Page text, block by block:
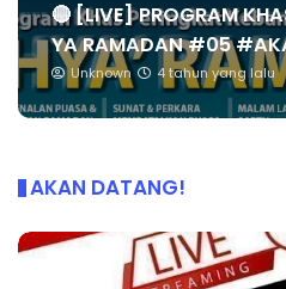
🔴 [LIVE] PROGRAM
YA RAMADAN #05
Unknown 4 tahun yang lalu
AKAN DATANG!